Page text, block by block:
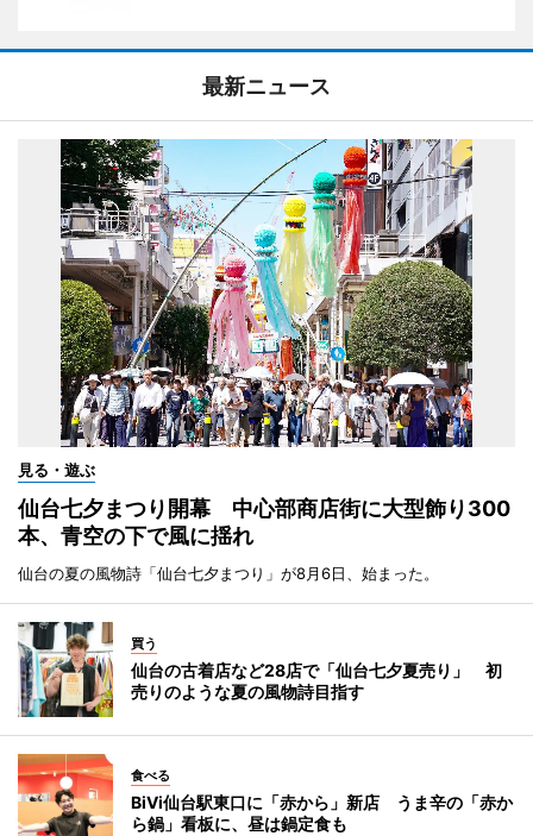
最新ニュース
見る・遊ぶ
仙台七夕まつり開幕 中心部商店街に大型飾り300
本、青空の下で風に揺れ
仙台の夏の風物詩「仙台七夕まつり」が8月6日、始まった。
買う
仙台の古着店など28店で「仙台七夕夏売り」 初
売りのような夏の風物詩目指す
食べる
BiVi仙台駅東口に「赤から」新店 うま辛の「赤か
ら鍋」看板に、昼は鍋定食も